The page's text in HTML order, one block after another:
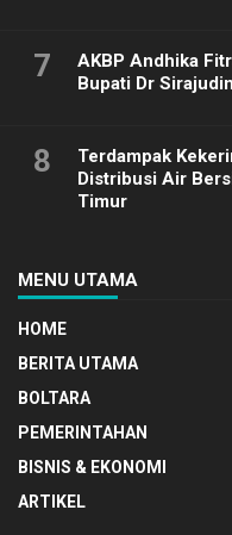
7
AKBP Andhika
Bupati Dr
8
Terdampak
Distribusi Air
Timur
MENU UTAMA
HOME
BERITA UTAMA
BOLTARA
PEMERINTAHAN
BISNIS & EKONOMI
ARTIKEL